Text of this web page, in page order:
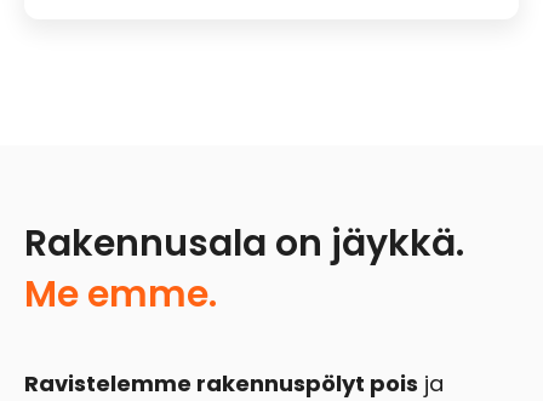
Rakennusala on jäykkä.
Me emme.
Ravistelemme rakennuspölyt pois ja